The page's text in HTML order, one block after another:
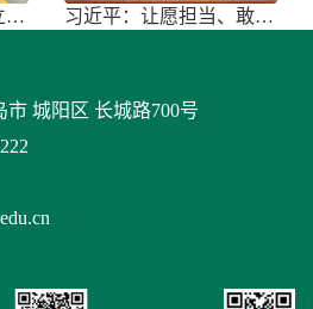
习近平总书记引导树立和践行正确政绩 习近平：让愿担当、敢担当、善担当蔚
城阳区 长城路700号